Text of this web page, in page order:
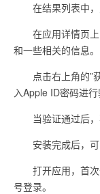
在结果列表中，
在应用详情页上
和一些相关的信息。
点击右上角的”获
入Apple ID密码进行
当验证通过后，
安装完成后，可
打开应用，首次
号登录。